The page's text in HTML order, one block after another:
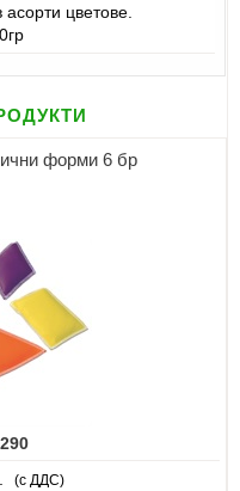
цветове.
форми 6 бр
(с ДДС)